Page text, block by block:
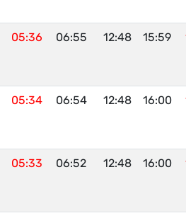
05:36 06:55 12:48 15:59
05:34 06:54 12:48 16:00
05:33 06:52 12:48 16:00